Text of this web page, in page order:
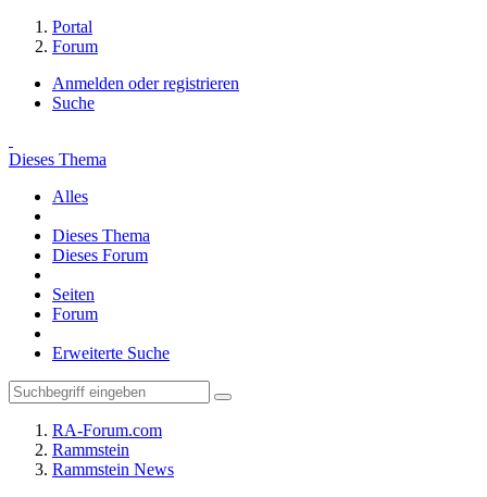
Portal
Forum
Anmelden oder registrieren
Suche
Dieses Thema
Alles
Dieses Thema
Dieses Forum
Seiten
Forum
Erweiterte Suche
RA-Forum.com
Rammstein
Rammstein News